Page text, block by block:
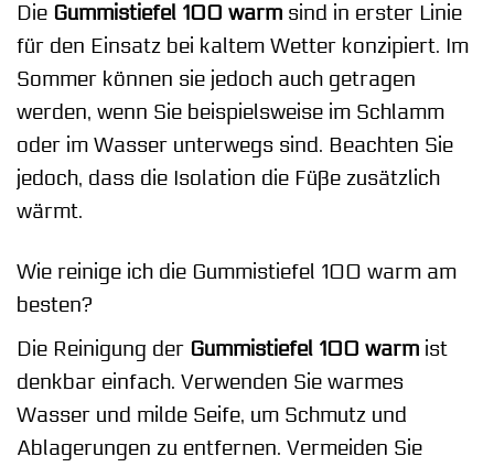
Die Gummistiefel 100 warm sind in erster Linie
für den Einsatz bei kaltem Wetter konzipiert. Im
Sommer können sie jedoch auch getragen
werden, wenn Sie beispielsweise im Schlamm
oder im Wasser unterwegs sind. Beachten Sie
jedoch, dass die Isolation die Füße zusätzlich
wärmt.
Wie reinige ich die Gummistiefel 100 warm am
besten?
Die Reinigung der Gummistiefel 100 warm ist
denkbar einfach. Verwenden Sie warmes
Wasser und milde Seife, um Schmutz und
Ablagerungen zu entfernen. Vermeiden Sie